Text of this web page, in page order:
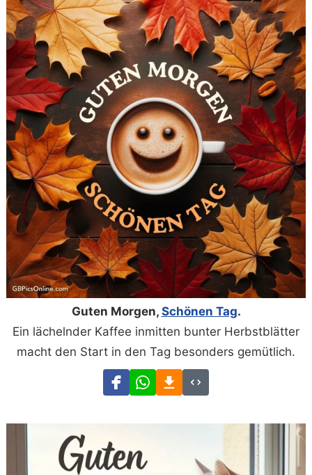
Guten Morgen, Schönen Tag.
Ein lächelnder Kaffee inmitten bunter Herbstblätter
macht den Start in den Tag besonders gemütlich.